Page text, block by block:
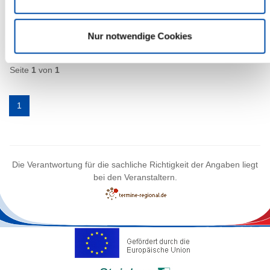
Nur notwendige Cookies
1 Veranstaltungen
Seite 1 von 1
1
Die Verantwortung für die sachliche Richtigkeit der Angaben liegt
bei den Veranstaltern.